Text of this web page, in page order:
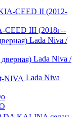
CEED II (2012-
CEED III (2018г--
Lada Niva /
Lada Niva /
Lada Niva